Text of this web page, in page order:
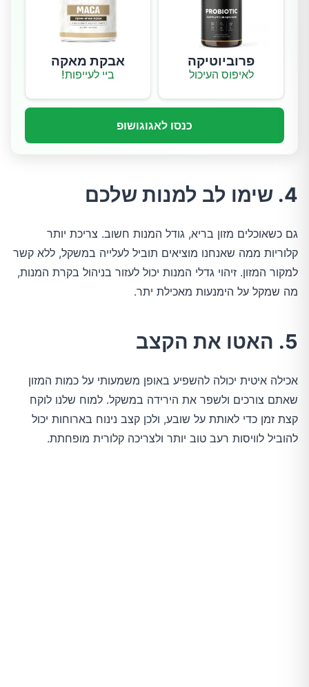
פרוביוטיקה
לאיפוס העיכול
אבקת מאקה
ביי לעייפות!
כנסו לאגוגושופ
4. שימו לב למנות שלכם
גם כשאוכלים מזון בריא, גודל המנות חשוב. צריכת יותר
קלוריות ממה שאנחנו מוציאים תוביל לעלייה במשקל, ללא קשר
למקור המזון. זיהוי גדלי המנות יכול לעזור בניהול בקרת המנות,
מה שמקל על הימנעות מאכילת יתר.
5. האטו את הקצב
אכילה איטית יכולה להשפיע באופן משמעותי על כמות המזון
שאתם צורכים ולשפר את הירידה במשקל. למוח שלנו לוקח
קצת זמן כדי לאותת על שובע, ולכן קצב נינוח בארוחות יכול
להוביל לוויסות רעב טוב יותר ולצריכה קלורית מופחתת.